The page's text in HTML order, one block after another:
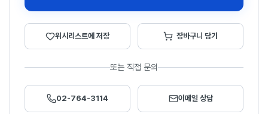
위시리스트에 저장 장바구니 담기
또는 직접 문의
02-764-3114 이메일 상담